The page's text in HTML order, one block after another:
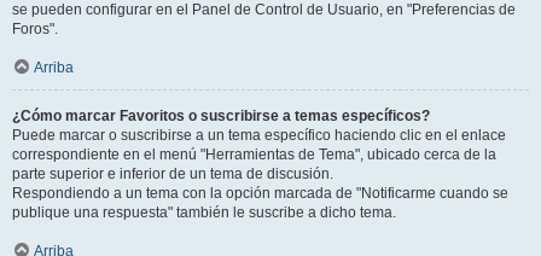
se pueden configurar en el Panel de Control de Usuario, en "Preferencias de
Foros".
Arriba
¿Cómo marcar Favoritos o suscribirse a temas específicos?
Puede marcar o suscribirse a un tema específico haciendo clic en el enlace
correspondiente en el menú "Herramientas de Tema", ubicado cerca de la
parte superior e inferior de un tema de discusión.
Respondiendo a un tema con la opción marcada de "Notificarme cuando se
publique una respuesta" también le suscribe a dicho tema.
Arriba